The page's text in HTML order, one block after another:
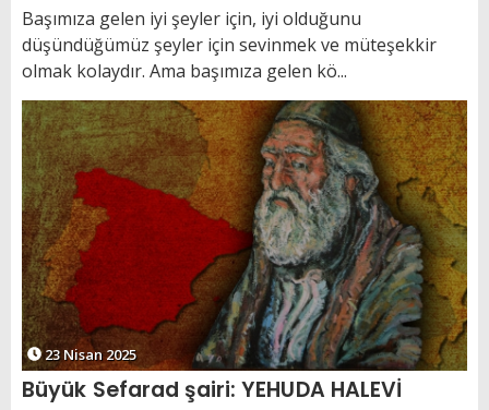
Başımıza gelen iyi şeyler için, iyi olduğunu
düşündüğümüz şeyler için sevinmek ve müteşekkir
olmak kolaydır. Ama başımıza gelen kö...
23 Nisan 2025
Büyük Sefarad şairi: YEHUDA HALEVİ